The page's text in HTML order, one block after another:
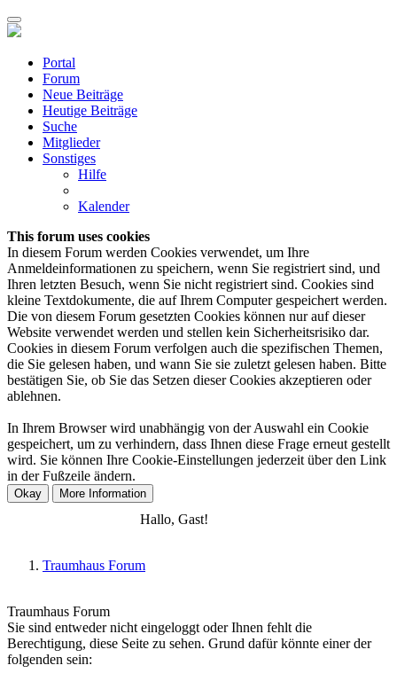
Portal
Forum
Neue Beiträge
Heutige Beiträge
Suche
Mitglieder
Sonstiges
Hilfe
Kalender
This forum uses cookies
In diesem Forum werden Cookies verwendet, um Ihre
Anmeldeinformationen zu speichern, wenn Sie registriert sind, und
Ihren letzten Besuch, wenn Sie nicht registriert sind. Cookies sind
kleine Textdokumente, die auf Ihrem Computer gespeichert werden.
Die von diesem Forum gesetzten Cookies können nur auf dieser
Website verwendet werden und stellen kein Sicherheitsrisiko dar.
Cookies in diesem Forum verfolgen auch die spezifischen Themen,
die Sie gelesen haben, und wann Sie sie zuletzt gelesen haben. Bitte
bestätigen Sie, ob Sie das Setzen dieser Cookies akzeptieren oder
ablehnen.
In Ihrem Browser wird unabhängig von der Auswahl ein Cookie
gespeichert, um zu verhindern, dass Ihnen diese Frage erneut gestellt
wird. Sie können Ihre Cookie-Einstellungen jederzeit über den Link
in der Fußzeile ändern.
Hallo, Gast!
Traumhaus Forum
Traumhaus Forum
Sie sind entweder nicht eingeloggt oder Ihnen fehlt die
Berechtigung, diese Seite zu sehen. Grund dafür könnte einer der
folgenden sein: